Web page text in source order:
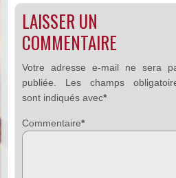
LAISSER UN
COMMENTAIRE
Votre adresse e-mail ne sera
publiée.
Les champs
sont indiqués avec*
Commentaire*